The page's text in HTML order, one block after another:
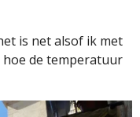
is net alsof ik met
de temperatuur